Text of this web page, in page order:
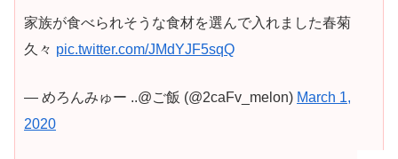
家族が食べられそうな食材を選んで入れました春菊
久々 pic.twitter.com/JMdYJF5sqQ
— めろんみゅー ..‎@ご飯 (@2caFv_melon) March 1,
2020